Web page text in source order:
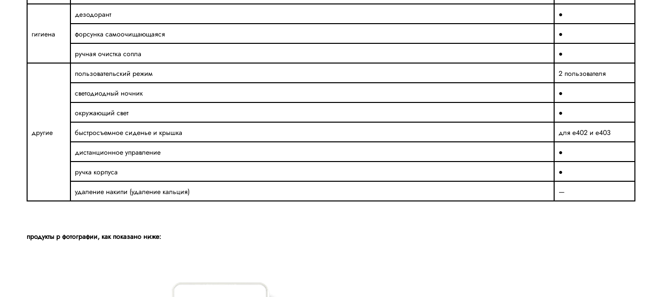
гигиена
дезодорант
●
форсунка самоочищающаяся
●
ручная очистка сопла
●
другие
пользовательский режим
2 пользователя
светодиодный ночник
●
окружающий свет
●
быстросъемное сиденье и крышка
для e402 и e403
дистанционное управление
●
ручка корпуса
●
удаление накипи (удаление кальция)
—
продукты рфотографии, как показано ниже: